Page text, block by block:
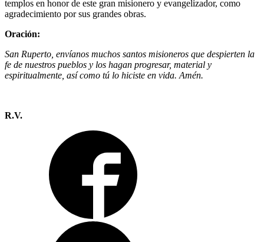
templos en honor de este gran misionero y evangelizador, como
agradecimiento por sus grandes obras.
Oración:
San Ruperto, envíanos muchos santos misioneros que despierten la
fe de nuestros pueblos y los hagan progresar, material y
espiritualmente, así como tú lo hiciste en vida. Amén.
R.V.